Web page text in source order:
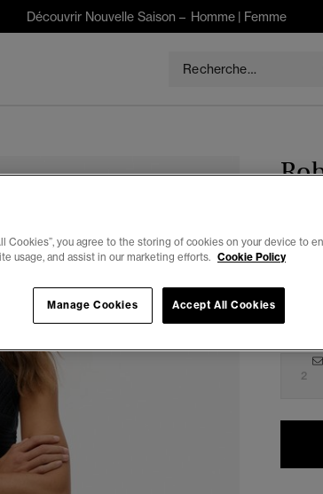
Découvrir Nouvelle Saison – Homme| Femme
2
Cookies”, you agree to the storing of cookies on your device to
usage, and assist in our marketing efforts. Cookie Policy
Accept All Cookies
Manage Cookies